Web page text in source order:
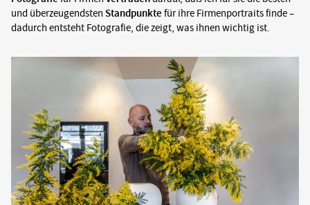
h
i
e
k
t
Corporate
und überzeugendstenStandpunkte für ihre Firmenportraits finde –
dadurch entsteht Fotografie, die zeigt, was ihnen wichtig ist.